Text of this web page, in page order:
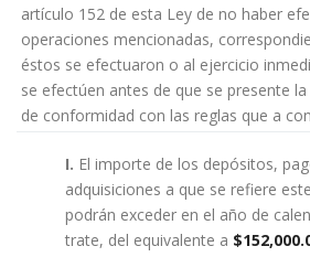
artículo 152 de esta Ley de no haber
operaciones mencionadas,
éstos se efectuaron o al ejercicio
se efectúen antes de que se presente
de conformidad con las reglas que a
I. El importe de los depósitos,
adquisiciones a que se refiere
podrán exceder en el año de
trate, del equivalente a